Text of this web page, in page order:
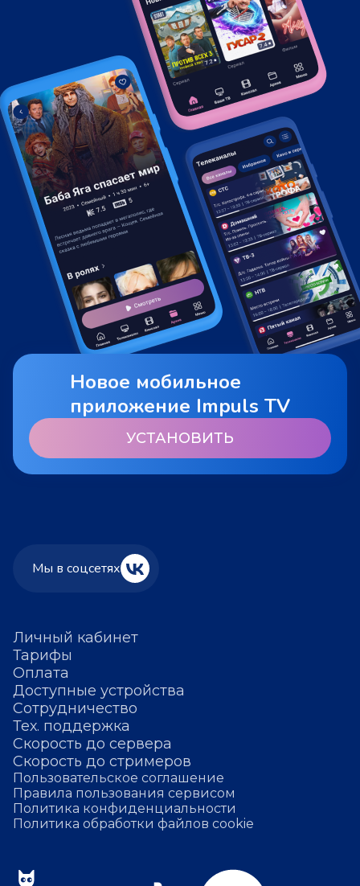
Новое мобильное
приложение Impuls TV
УСТАНОВИТЬ
Личный кабинет
Тарифы
Оплата
Доступные устройства
Сотрудничество
Тех. поддержка
Скорость до сервера
Скорость до стримеров
Пользовательское соглашение
Правила пользования сервисом
Политика конфиденциальности
Политика обработки файлов cookie
Мы в соцсетях